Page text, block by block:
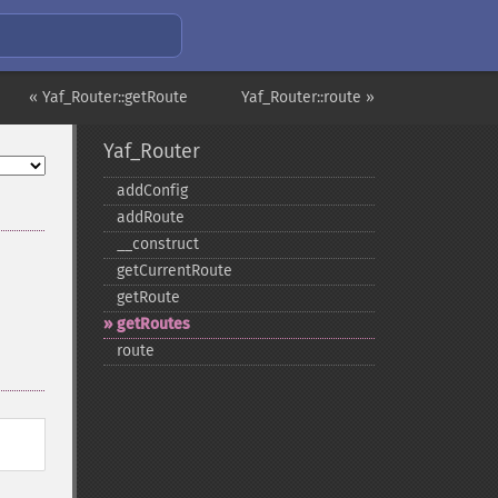
Yaf_Router::route »
« Yaf_Router::getRoute
Yaf_Router
addConfig
addRoute
_​_​construct
getCurrentRoute
getRoute
getRoutes
route